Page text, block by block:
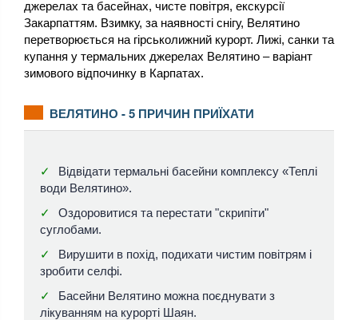
джерелах та басейнах, чисте повітря, екскурсії
Закарпаттям. Взимку, за наявності снігу, Велятино
перетворюється на гірськолижний курорт. Лижі, санки та
купання у термальних джерелах Велятино – варіант
зимового відпочинку в Карпатах.
ВЕЛЯТИНО - 5 ПРИЧИН ПРИЇХАТИ
Відвідати термальні басейни комплексу «Теплі
води Велятино».
Оздоровитися та перестати "скрипіти"
суглобами.
Вирушити в похід, подихати чистим повітрям і
зробити селфі.
Басейни Велятино можна поєднувати з
лікуванням на курорті Шаян.